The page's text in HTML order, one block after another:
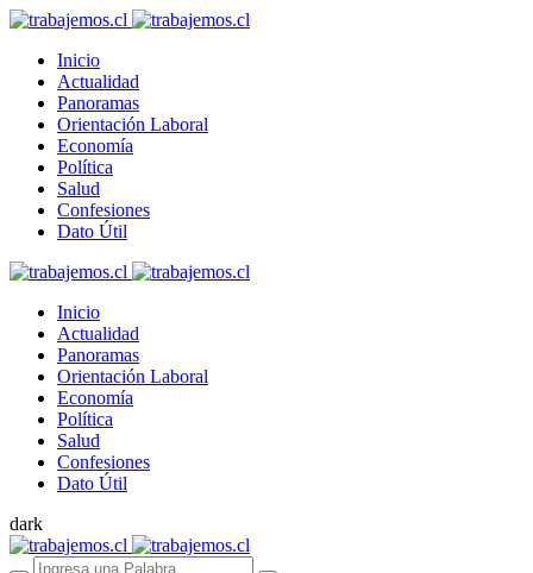
Inicio
Actualidad
Panoramas
Orientación Laboral
Economía
Política
Salud
Confesiones
Dato Útil
Inicio
Actualidad
Panoramas
Orientación Laboral
Economía
Política
Salud
Confesiones
Dato Útil
dark